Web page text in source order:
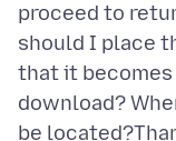
proceed to
should I place
that it
download?
be